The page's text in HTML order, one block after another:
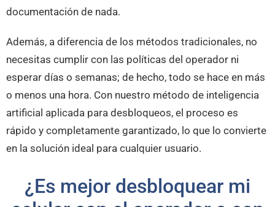
documentación de nada.
Además, a diferencia de los métodos tradicionales, no
necesitas cumplir con las políticas del operador ni
esperar días o semanas; de hecho, todo se hace en más
o menos una hora. Con nuestro método de inteligencia
artificial aplicada para desbloqueos, el proceso es
rápido y completamente garantizado, lo que lo convierte
en la solución ideal para cualquier usuario.
¿Es mejor desbloquear mi